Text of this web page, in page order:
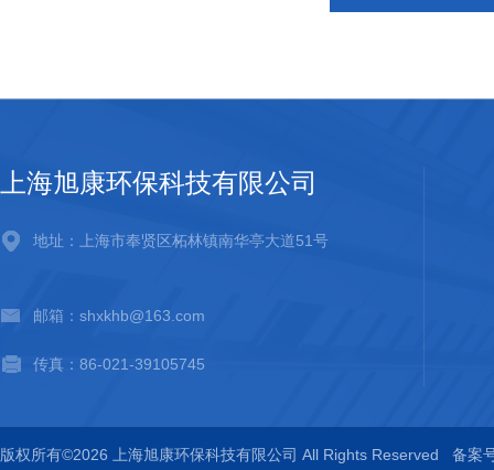
上海旭康环保科技有限公司
地址：上海市奉贤区柘林镇南华亭大道51号
邮箱：shxkhb@163.com
传真：86-021-39105745
版权所有©2026 上海旭康环保科技有限公司 All Rights Reserved 备案